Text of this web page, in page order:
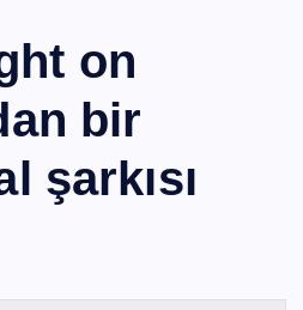
on
bir
şarkısı